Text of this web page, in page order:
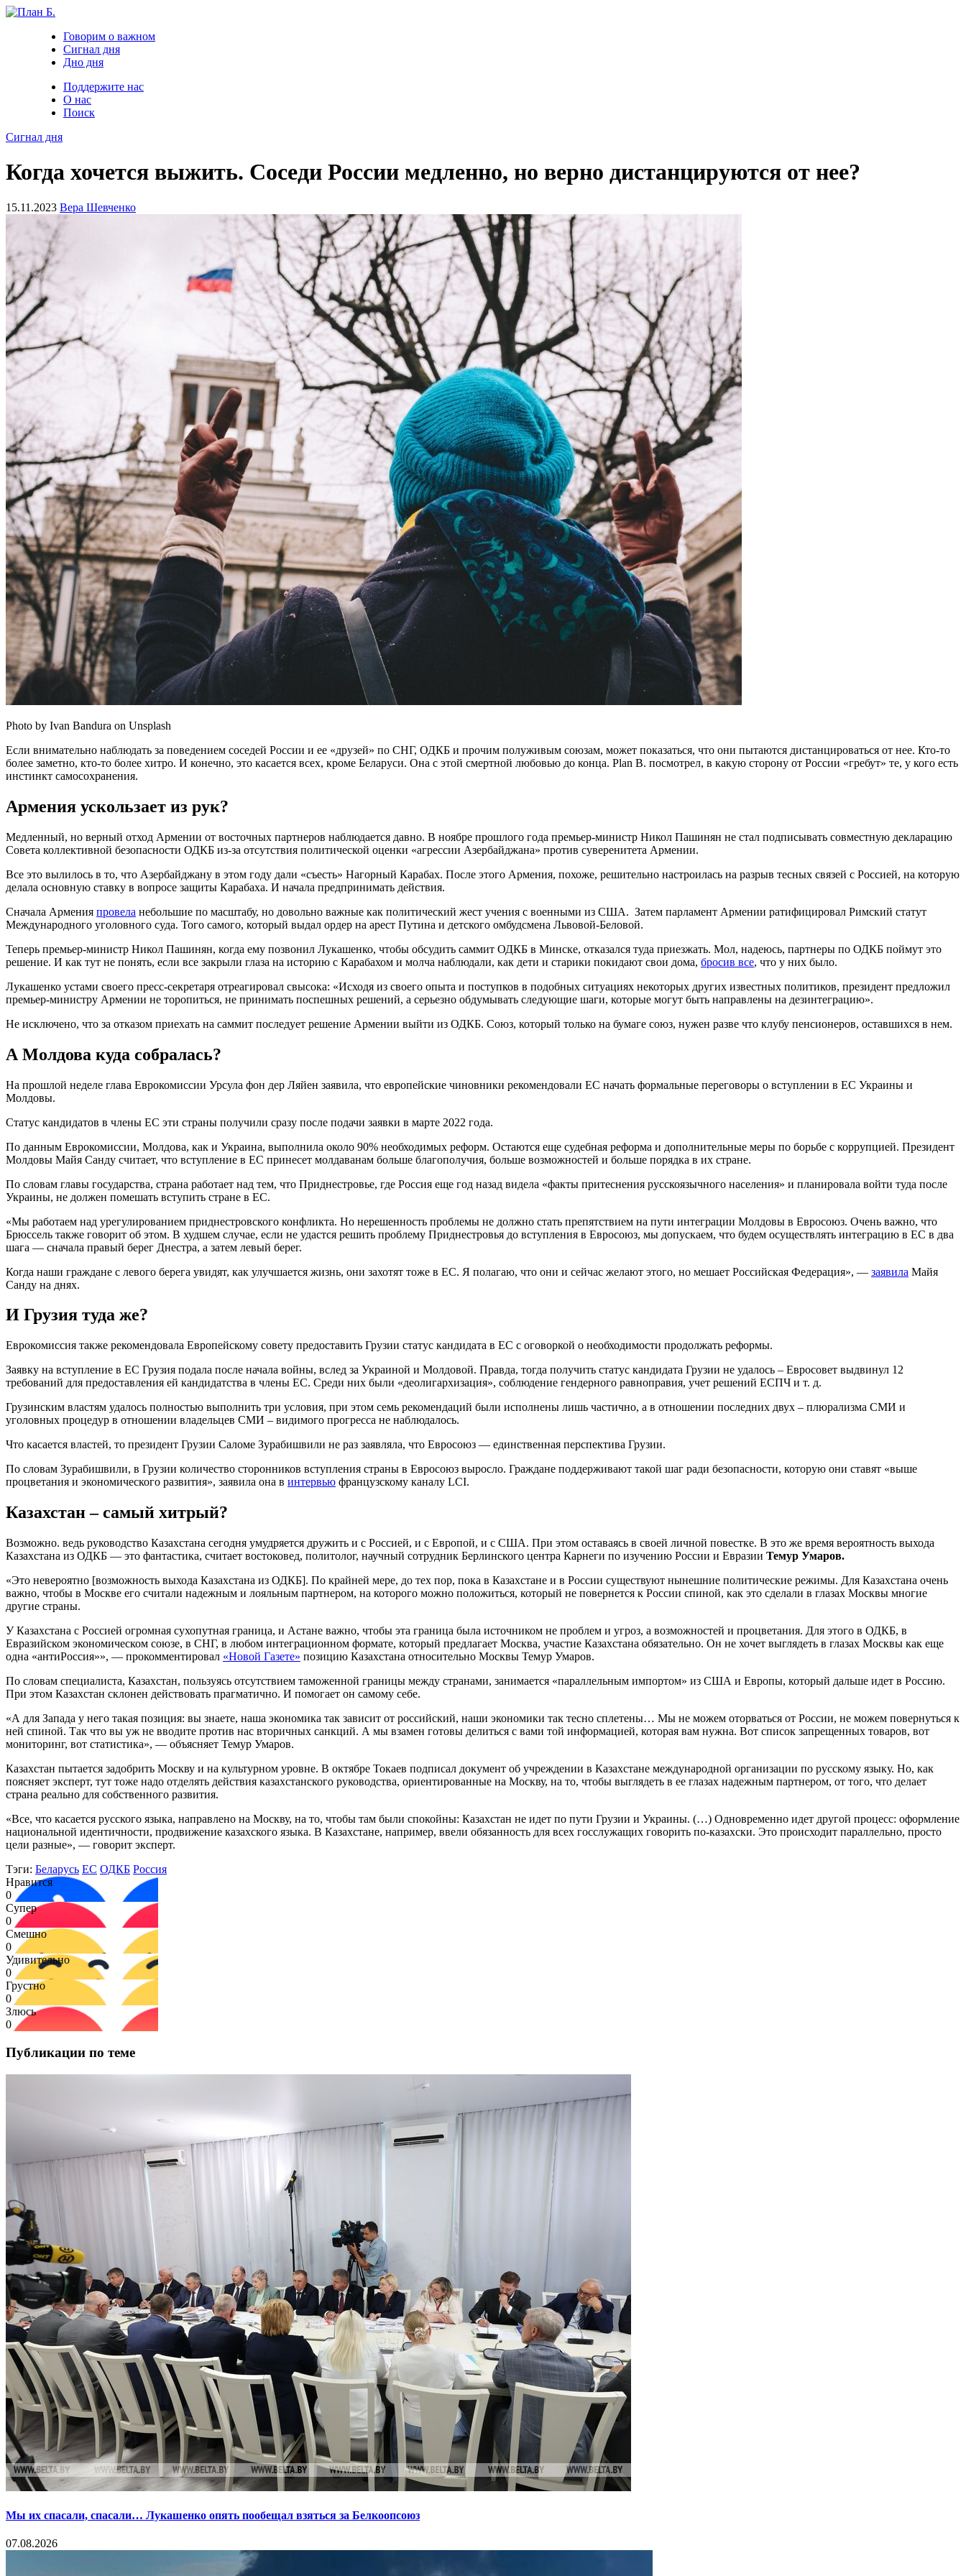
Говорим о важном
Сигнал дня
Дно дня
Поддержите нас
О нас
Поиск
Сигнал дня
Когда хочется выжить. Соседи России медленно, но верно дистанцируются от нее?
15.11.2023 Вера Шевченко
Photo by Ivan Bandura on Unsplash
Если внимательно наблюдать за поведением соседей России и ее «друзей» по СНГ, ОДКБ и прочим полуживым союзам, может показаться, что они пытаются дистанцироваться от нее. Кто-то
более заметно, кто-то более хитро. И конечно, это касается всех, кроме Беларуси. Она с этой смертной любовью до конца. Plan B. посмотрел, в какую сторону от России «гребут» те, у кого есть
инстинкт самосохранения.
Армения ускользает из рук?
Медленный, но верный отход Армении от восточных партнеров наблюдается давно. В ноябре прошлого года премьер-министр Никол Пашинян не стал подписывать совместную декларацию
Совета коллективной безопасности ОДКБ из-за отсутствия политической оценки «агрессии Азербайджана» против суверенитета Армении.
Все это вылилось в то, что Азербайджану в этом году дали «съесть» Нагорный Карабах. После этого Армения, похоже, решительно настроилась на разрыв тесных связей с Россией, на которую
делала основную ставку в вопросе защиты Карабаха. И начала предпринимать действия.
Сначала Армения провела небольшие по масштабу, но довольно важные как политический жест учения с военными из США. Затем парламент Армении ратифицировал Римский статут
Международного уголовного суда. Того самого, который выдал ордер на арест Путина и детского омбудсмена Львовой-Беловой.
Теперь премьер-министр Никол Пашинян, когда ему позвонил Лукашенко, чтобы обсудить саммит ОДКБ в Минске, отказался туда приезжать. Мол, надеюсь, партнеры по ОДКБ поймут это
решение. И как тут не понять, если все закрыли глаза на историю с Карабахом и молча наблюдали, как дети и старики покидают свои дома, бросив все, что у них было.
Лукашенко устами своего пресс-секретаря отреагировал свысока: «Исходя из своего опыта и поступков в подобных ситуациях некоторых других известных политиков, президент предложил
премьер-министру Армении не торопиться, не принимать поспешных решений, а серьезно обдумывать следующие шаги, которые могут быть направлены на дезинтеграцию».
Не исключено, что за отказом приехать на саммит последует решение Армении выйти из ОДКБ. Союз, который только на бумаге союз, нужен разве что клубу пенсионеров, оставшихся в нем.
А Молдова куда собралась?
На прошлой неделе глава Еврокомиссии Урсула фон дер Ляйен заявила, что европейские чиновники рекомендовали ЕС начать формальные переговоры о вступлении в ЕС Украины и
Молдовы.
Статус кандидатов в члены ЕС эти страны получили сразу после подачи заявки в марте 2022 года.
По данным Еврокомиссии, Молдова, как и Украина, выполнила около 90% необходимых реформ. Остаются еще судебная реформа и дополнительные меры по борьбе с коррупцией. Президент
Молдовы Майя Санду считает, что вступление в ЕС принесет молдаванам больше благополучия, больше возможностей и больше порядка в их стране.
По словам главы государства, страна работает над тем, что Приднестровье, где Россия еще год назад видела «факты притеснения русскоязычного населения» и планировала войти туда после
Украины, не должен помешать вступить стране в ЕС.
«Мы работаем над урегулированием приднестровского конфликта. Но нерешенность проблемы не должно стать препятствием на пути интеграции Молдовы в Евросоюз. Очень важно, что
Брюссель также говорит об этом. В худшем случае, если не удастся решить проблему Приднестровья до вступления в Евросоюз, мы допускаем, что будем осуществлять интеграцию в ЕС в два
шага — сначала правый берег Днестра, а затем левый берег.
Когда наши граждане с левого берега увидят, как улучшается жизнь, они захотят тоже в ЕС. Я полагаю, что они и сейчас желают этого, но мешает Российская Федерация», — заявила Майя
Санду на днях.
И Грузия туда же?
Еврокомиссия также рекомендовала Европейскому совету предоставить Грузии статус кандидата в ЕС с оговоркой о необходимости продолжать реформы.
Заявку на вступление в ЕС Грузия подала после начала войны, вслед за Украиной и Молдовой. Правда, тогда получить статус кандидата Грузии не удалось – Евросовет выдвинул 12
требований для предоставления ей кандидатства в члены ЕС. Среди них были «деолигархизация», соблюдение гендерного равноправия, учет решений ЕСПЧ и т. д.
Грузинским властям удалось полностью выполнить три условия, при этом семь рекомендаций были исполнены лишь частично, а в отношении последних двух – плюрализма СМИ и
уголовных процедур в отношении владельцев СМИ – видимого прогресса не наблюдалось.
Что касается властей, то президент Грузии Саломе Зурабишвили не раз заявляла, что Евросоюз — единственная перспектива Грузии.
По словам Зурабишвили, в Грузии количество сторонников вступления страны в Евросоюз выросло. Граждане поддерживают такой шаг ради безопасности, которую они ставят «выше
процветания и экономического развития», заявила она в интервью французскому каналу LCI.
Казахстан – самый хитрый?
Возможно. ведь руководство Казахстана сегодня умудряется дружить и с Россией, и с Европой, и с США. При этом оставаясь в своей личной повестке. В это же время вероятность выхода
Казахстана из ОДКБ — это фантастика, считает востоковед, политолог, научный сотрудник Берлинского центра Карнеги по изучению России и Евразии Темур Умаров.
«Это невероятно [возможность выхода Казахстана из ОДКБ]. По крайней мере, до тех пор, пока в Казахстане и в России существуют нынешние политические режимы. Для Казахстана очень
важно, чтобы в Москве его считали надежным и лояльным партнером, на которого можно положиться, который не повернется к России спиной, как это сделали в глазах Москвы многие
другие страны.
У Казахстана с Россией огромная сухопутная граница, и Астане важно, чтобы эта граница была источником не проблем и угроз, а возможностей и процветания. Для этого в ОДКБ, в
Евразийском экономическом союзе, в СНГ, в любом интеграционном формате, который предлагает Москва, участие Казахстана обязательно. Он не хочет выглядеть в глазах Москвы как еще
одна «антиРоссия»», — прокомментировал «Новой Газете» позицию Казахстана относительно Москвы Темур Умаров.
По словам специалиста, Казахстан, пользуясь отсутствием таможенной границы между странами, занимается «параллельным импортом» из США и Европы, который дальше идет в Россию.
При этом Казахстан склонен действовать прагматично. И помогает он самому себе.
«А для Запада у него такая позиция: вы знаете, наша экономика так зависит от российский, наши экономики так тесно сплетены… Мы не можем оторваться от России, не можем повернуться к
ней спиной. Так что вы уж не вводите против нас вторичных санкций. А мы взамен готовы делиться с вами той информацией, которая вам нужна. Вот список запрещенных товаров, вот
мониторинг, вот статистика», — объясняет Темур Умаров.
Казахстан пытается задобрить Москву и на культурном уровне. В октябре Токаев подписал документ об учреждении в Казахстане международной организации по русскому языку. Но, как
поясняет эксперт, тут тоже надо отделять действия казахстанского руководства, ориентированные на Москву, на то, чтобы выглядеть в ее глазах надежным партнером, от того, что делает
страна реально для собственного развития.
«Все, что касается русского языка, направлено на Москву, на то, чтобы там были спокойны: Казахстан не идет по пути Грузии и Украины. (…) Одновременно идет другой процесс: оформление
национальной идентичности, продвижение казахского языка. В Казахстане, например, ввели обязанность для всех госслужащих говорить по-казахски. Это происходит параллельно, просто
цели разные», — говорит эксперт.
Тэги: Беларусь ЕС ОДКБ Россия
Нравится
0
Супер
0
Смешно
0
Удивительно
0
Грустно
0
Злюсь
0
Публикации по теме
Мы их спасали, спасали… Лукашенко опять пообещал взяться за Белкоопсоюз
07.08.2026